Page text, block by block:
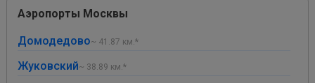
Аэропорты Москвы
Домодедово~ 41.87 км.*
Жуковский~ 38.89 км.*